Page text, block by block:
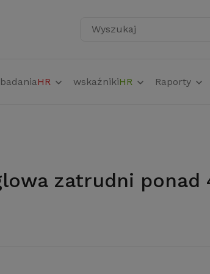
Wyszukaj
badaniaHR wskaźnikiHR Raporty